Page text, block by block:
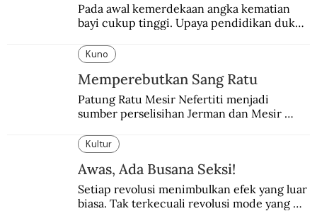
Pada awal kemerdekaan angka kematian
bayi cukup tinggi. Upaya pendidikan dukun
Kuno
Memperebutkan Sang Ratu
Patung Ratu Mesir Nefertiti menjadi
sumber perselisihan Jerman dan Mesir
Kultur
Awas, Ada Busana Seksi!
Setiap revolusi menimbulkan efek yang luar
biasa. Tak terkecuali revolusi mode yang